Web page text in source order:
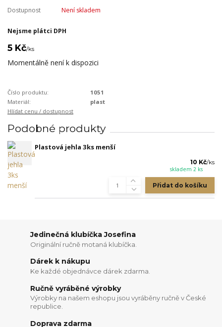
Dostupnost Není skladem
Nejsme plátci DPH
5 Kč/ks
Momentálně není k dispozici
Číslo produktu:
1051
Materiál:
plast
Hlídat cenu / dostupnost
Podobné produkty
Plastová jehla 3ks menší
10 Kč/ks
skladem 2 ks
Přidat do košíku
Jedinečná klubíčka Josefina
Originální ručně motaná klubíčka.
Dárek k nákupu
Ke každé objednávce dárek zdarma.
Ručně vyráběné výrobky
Výrobky na našem eshopu jsou vyráběny ručně v České
republice.
Doprava zdarma